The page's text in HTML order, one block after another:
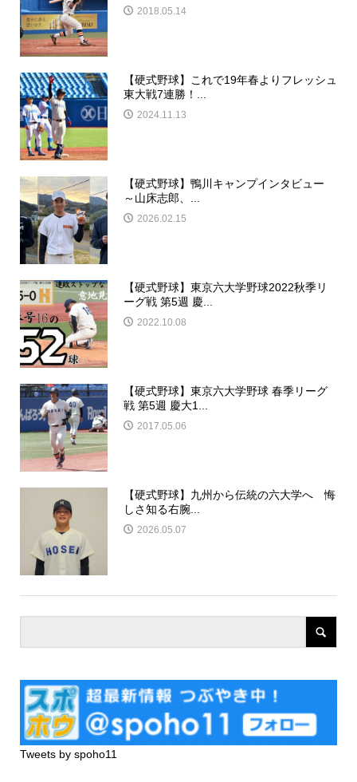
2018.05.14
【硬式野球】これで19年春よりフレッシュ
東大戦7連勝！...
2024.11.13
【硬式野球】鴨川キャンプインタビュー
～山床志郎、...
2026.02.15
【硬式野球】東京六大学野球2022秋季リ
ーグ戦 第5週 慶...
2022.10.08
【硬式野球】東京六大学野球 春季リーグ
戦 第5週 慶大1...
2017.05.06
【硬式野球】九州から伝統の六大学へ 悔
しさ知る右腕...
2026.05.07
Tweets by spoho11